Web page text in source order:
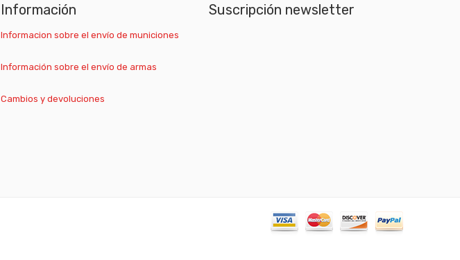
Información
Informacion sobre el envío de municiones
Información sobre el envío de armas
Cambios y devoluciones
Suscripción newsletter